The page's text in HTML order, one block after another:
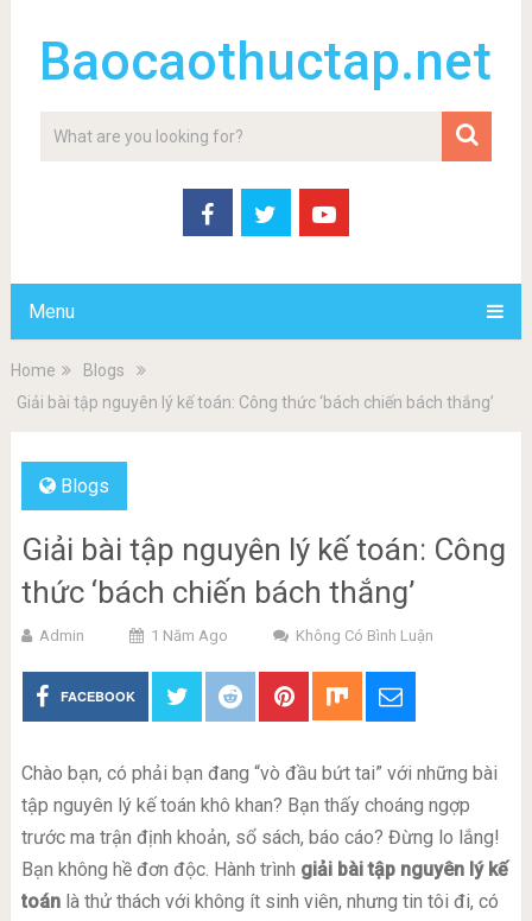
Baocaothuctap.net
Menu
Home
Blogs
Giải bài tập nguyên lý kế toán: Công thức ‘bách chiến bách thắng’
Blogs
Giải bài tập nguyên lý kế toán: Công
thức ‘bách chiến bách thắng’
Admin 1 Năm Ago Không Có Bình Luận
FACEBOOK
Chào bạn, có phải bạn đang “vò đầu bứt tai” với những bài
tập nguyên lý kế toán khô khan? Bạn thấy choáng ngợp
trước ma trận định khoản, sổ sách, báo cáo? Đừng lo lắng!
Bạn không hề đơn độc. Hành trình giải bài tập nguyên lý kế
toánlà thử thách với không ít sinh viên, nhưng tin tôi đi, có